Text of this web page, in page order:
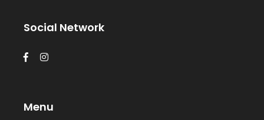
Social Network
Menu